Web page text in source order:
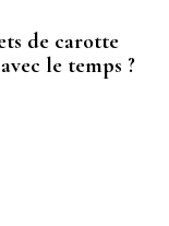
de carotte
le temps ?